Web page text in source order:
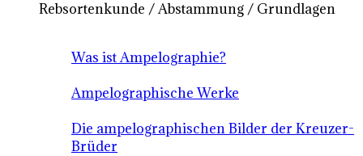
Rebsortenkunde / Abstammung / Grundlagen
Was ist Ampelographie?
Ampelographische Werke
Die ampelographischen Bilder der Kreuzer-
Brüder